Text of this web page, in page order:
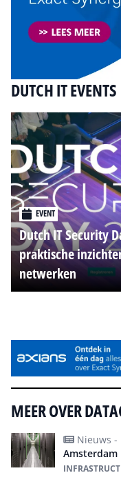
DUTCH IT EVENTS
EVENT
Dutch IT Security
praktische
netwerken
MEER OVER
Nieuws -